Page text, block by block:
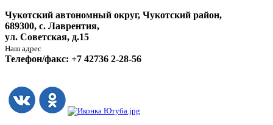
Чукотский автономный округ, Чукотский район,
689300, с. Лаврентия,
ул. Советская, д.15
Наш адрес
Телефон/факс: +7 42736 2-28-56